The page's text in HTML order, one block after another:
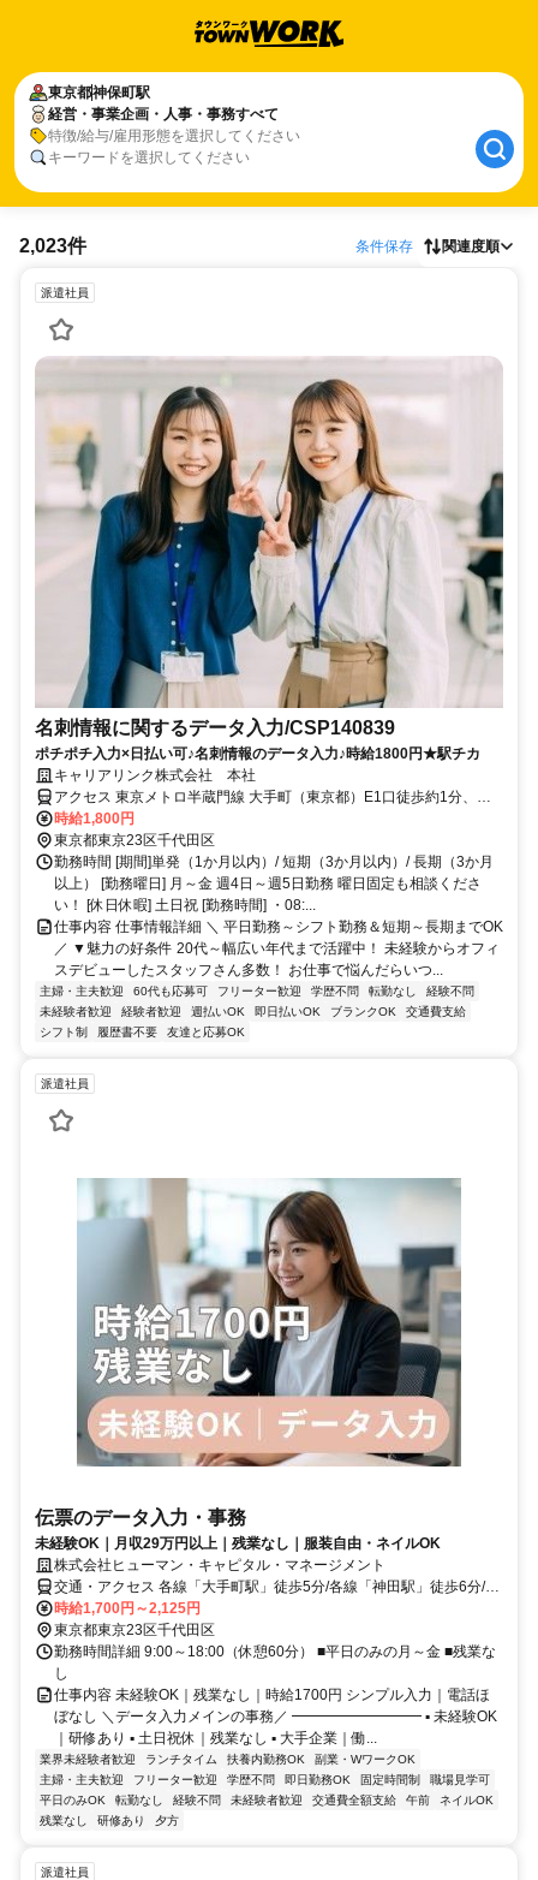
東京都神保町駅
経営・事業企画・人事・事務すべて
特徴/給与/雇用形態を選択してください
キーワードを選択してください
2,023件 条件保存 関連度順
派遣社員
名刺情報に関するデータ入力/CSP140839
ポチポチ入力×日払い可♪名刺情報のデータ入力♪時給1800円★駅チカ
キャリアリンク株式会社 本社
アクセス 東京メトロ半蔵門線 大手町（東京都）E1口徒歩約1分、東
京メトロ千代田線/小田急小田原線 大手町（東京都）C3口徒歩約1
分、東京メトロ丸ノ内線 大手町（東京都）A4口徒歩約2分 東西線 大
手町駅 徒歩6分 丸の内線 大手町駅 徒歩7分 千代田線 大手町駅 徒歩8
分 ※案件によりその他複数勤務地あり！
時給1,800円
東京都東京23区千代田区
勤務時間 [期間]単発（1か月以内）/ 短期（3か月以内）/ 長期（3か月
以上） [勤務曜日] 月～金 週4日～週5日勤務 曜日固定も相談くださ
い！ [休日休暇] 土日祝 [勤務時間] ・08:...
仕事内容 仕事情報詳細 ＼ 平日勤務～シフト勤務＆短期～長期までOK
／ ▼魅力の好条件 20代～幅広い年代まで活躍中！ 未経験からオフィ
スデビューしたスタッフさん多数！ お仕事で悩んだらいつ...
主婦・主夫歓迎 60代も応募可 フリーター歓迎 学歴不問 転勤なし
経験不問
未経験者歓迎
経験者歓迎 週払いOK 即日払いOK ブランクOK
交通費支給
シフト制
履歴書不要 友達と応募OK
派遣社員
伝票のデータ入力・事務
未経験OK｜月収29万円以上｜残業なし｜服装自由・ネイルOK
株式会社ヒューマン・キャピタル・マネージメント
交通・アクセス 各線「大手町駅」徒歩5分/各線「神田駅」徒歩6分/各
線「東京駅」徒歩15分
時給1,700円～2,125円
東京都東京23区千代田区
勤務時間詳細 9:00～18:00（休憩60分） ■平日のみの月～金 ■残業な
し
仕事内容 未経験OK｜残業なし｜時給1700円 シンプル入力｜電話ほ
ぼなし ＼データ入力メインの事務／ ━━━━━━━━━ ▪️ 未経験OK
｜研修あり ▪️ 土日祝休｜残業なし ▪️ 大手企業｜働...
業界未経験者歓迎 ランチタイム 扶養内勤務OK
副業・WワークOK
主婦・主夫歓迎
フリーター歓迎 学歴不問 即日勤務OK 固定時間制
職場見学可
平日のみOK
転勤なし 経験不問 未経験者歓迎 交通費全額支給 午前
ネイルOK
残業なし
研修あり 夕方
派遣社員